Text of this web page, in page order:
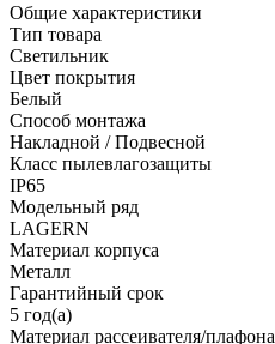
Общие характеристики
Тип товара
Светильник
Цвет покрытия
Белый
Способ монтажа
Накладной / Подвесной
Класс пылевлагозащиты
IP65
Модельный ряд
LAGERN
Материал корпуса
Металл
Гарантийный срок
5 год(а)
Материал рассеивателя/плафона